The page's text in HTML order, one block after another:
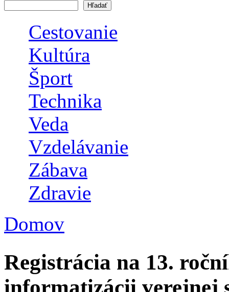
Cestovanie
Kultúra
Šport
Technika
Veda
Vzdelávanie
Zábava
Zdravie
Nachádzate sa tu
Domov
Registrácia na 13.
informatizácii verejnej